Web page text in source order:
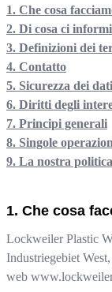
1. Che cosa
2. Di cosa ci
3. Definizioni dei
4. Contatto
5. Sicurezza dei dati
6. Diritti degli
7. Principi generali
8. Singole
9. La nostra
Che cosa
Lockweiler Plastic
Industriegebiet West,
web